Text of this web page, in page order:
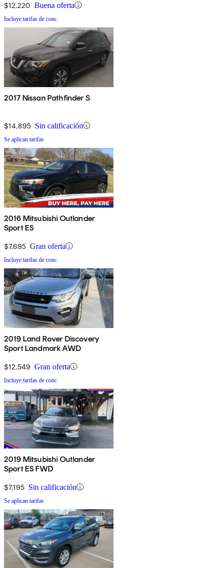
$12,220 Buena oferta
Incluye tarifas de conc.
2017 Nissan Pathfinder S
$14,895 Sin calificación
Se aplican tarifas
2016 Mitsubishi Outlander
Sport ES
$7,695 Gran oferta
Incluye tarifas de conc.
2019 Land Rover Discovery
Sport Landmark AWD
$12,549 Gran oferta
Incluye tarifas de conc.
2019 Mitsubishi Outlander
Sport ES FWD
$7,195 Sin calificación
Se aplican tarifas